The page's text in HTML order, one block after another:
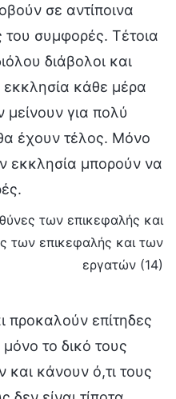
σε αντίποινα
του συμφορές. Τέτοια
διάβολοι και
κάθε μέρα
για πολύ
έχουν τέλος. Μόνο
εκκλησία μπορούν να
των επικεφαλής και
των επικεφαλής και των
εργατών (14)
προκαλούν επίτηδες
το δικό τους
κάνουν ό,τι τους